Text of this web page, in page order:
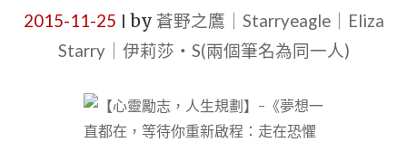
2015-11-25 by 蒼野之鷹｜Starryeagle｜Eliza
Starry｜伊莉莎・S(兩個筆名為同一人)